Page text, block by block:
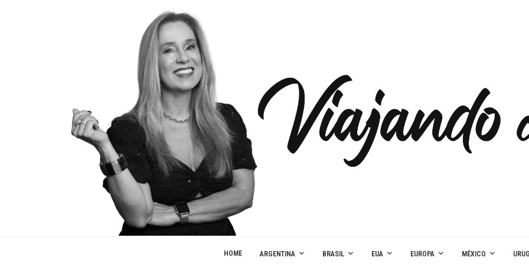
HOME ARGENTINA BRASIL EUA EUROPA MÉXICO